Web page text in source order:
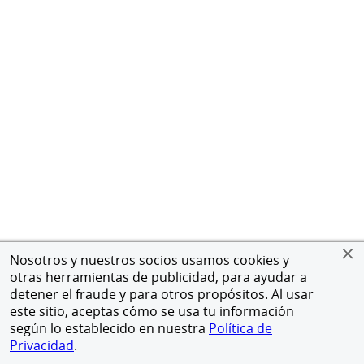
Nosotros y nuestros socios usamos cookies y
otras herramientas de publicidad, para ayudar a
detener el fraude y para otros propósitos. Al usar
este sitio, aceptas cómo se usa tu información
según lo establecido en nuestra Política de
Privacidad.